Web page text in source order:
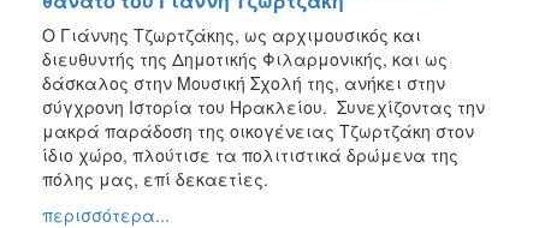
Ο Γιάννης Τζωρτζάκης, ως αρχιμουσικός και
διευθυντής της Δημοτικής Φιλαρμονικής, και ως
δάσκαλος στην Μουσική Σχολή της, ανήκει στην
σύγχρονη Ιστορία του Ηρακλείου. Συνεχίζοντας την
μακρά παράδοση της οικογένειας Τζωρτζάκη στον
ίδιο χώρο, πλούτισε τα πολιτιστικά δρώμενα της
πόλης μας, επί δεκαετίες.
περισσότερα...